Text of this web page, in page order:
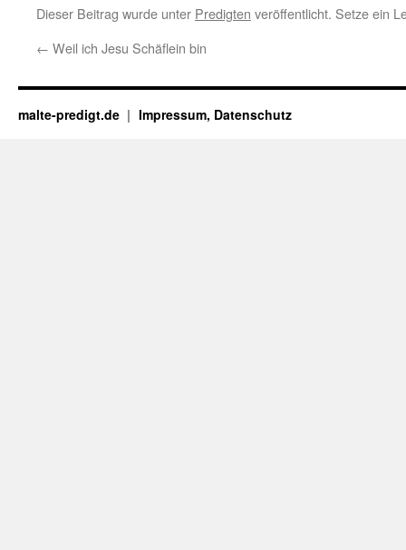
Dieser Beitrag wurde unter Predigten veröffentlicht. Setze ein
← Weil ich Jesu Schäflein bin
malte-predigt.de Impressum, Datenschutz